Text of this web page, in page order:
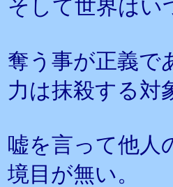
そして世界はい
奪う事が正義で
力は抹殺する対
嘘を言って他人
境目が無い。